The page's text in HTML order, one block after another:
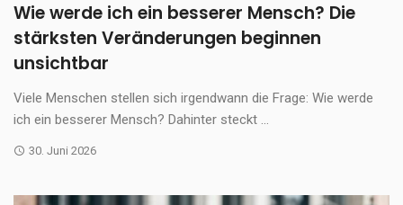
Wie werde ich ein besserer Mensch? Die
stärksten Veränderungen beginnen
unsichtbar
Viele Menschen stellen sich irgendwann die Frage: Wie werde
ich ein besserer Mensch? Dahinter steckt ...
30. Juni 2026